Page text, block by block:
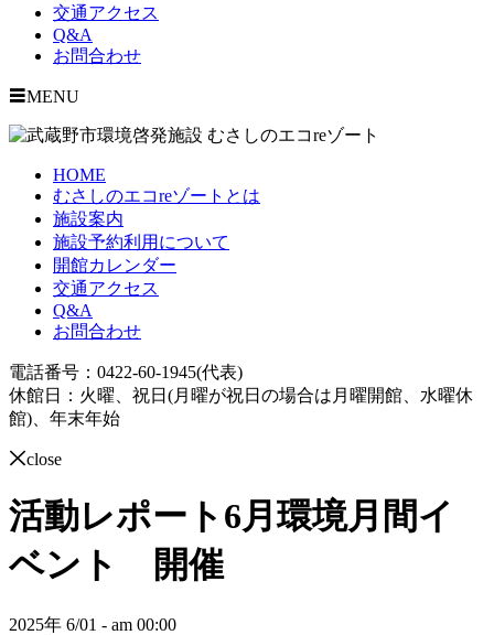
交通アクセス
Q&A
お問合わせ
MENU
HOME
むさしのエコreゾートとは
施設案内
施設予約利用について
開館カレンダー
交通アクセス
Q&A
お問合わせ
電話番号：0422-60-1945(代表)
休館日：火曜、祝日(月曜が祝日の場合は月曜開館、水曜休
館)、年末年始
close
活動レポート 6月環境月間イ
ベント 開催
2025年 6/01 - am 00:00